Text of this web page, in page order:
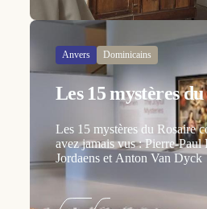
Anvers Dominicains
Les 15 mystères
Les 15 mystères du Rosaire
avez jamais vus : Pierre-Paul
Jordaens et Anton Van Dyck